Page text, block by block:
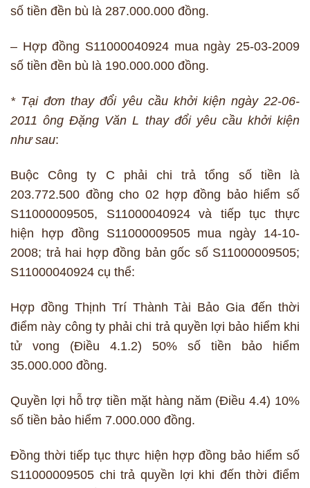
số tiền đền bù là 287.000.000 đồng.
– Hợp đồng S11000040924 mua ngày 25-03-2009
số tiền đền bù là 190.000.000 đồng.
* Tại đơn thay đổi yêu cầu khởi kiện ngày 22-06-
2011 ông Đặng Văn L thay đổi yêu cầu khởi kiện
như sau:
Buộc Công ty C phải chi trả tổng số tiền là
203.772.500 đồng cho 02 hợp đồng bảo hiểm số
S11000009505, S11000040924 và tiếp tục thực
hiện hợp đồng S11000009505 mua ngày 14-10-
2008; trả hai hợp đồng bản gốc số S11000009505;
S11000040924 cụ thể:
Hợp đồng Thịnh Trí Thành Tài Bảo Gia đến thời
điểm này công ty phải chi trả quyền lợi bảo hiểm khi
tử vong (Điều 4.1.2) 50% số tiền bảo hiểm
35.000.000 đồng.
Quyền lợi hỗ trợ tiền mặt hàng năm (Điều 4.4) 10%
số tiền bảo hiểm 7.000.000 đồng.
Đồng thời tiếp tục thực hiện hợp đồng bảo hiểm số
S11000009505 chi trả quyền lợi khi đến thời điểm